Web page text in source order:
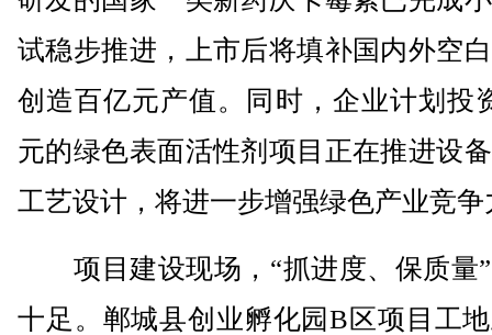
试稳步推进，上市后将填补国内外空
创造百亿元产值。同时，企业计划投
元的绿色表面活性剂项目正在推进设
工艺设计，将进一步增强绿色产业竞争
项目建设现场，“抓进度、保质量
十足。郸城县创业孵化园B区项目工